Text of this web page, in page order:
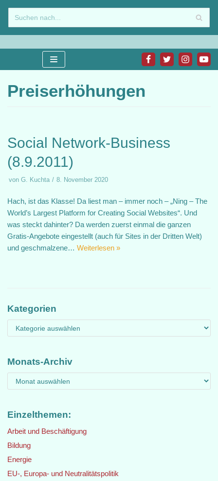
Zum
Inhalt
springen
Preiserhöhungen
Social Network-Business
(8.9.2011)
von G. Kuchta 8. November 2020
Hach, ist das Klasse! Da liest man – immer noch – „Ning – The
World’s Largest Platform for Creating Social Websites“. Und
was steckt dahinter? Da werden zuerst einmal die ganzen
Gratis-Angebote eingestellt (auch für Sites in der Dritten Welt)
und geschmalzene… Weiterlesen »
Kategorien
Monats-Archiv
Einzelthemen:
Arbeit und Beschäftigung
Bildung
Energie
EU-, Europa- und Neutralitätspolitik